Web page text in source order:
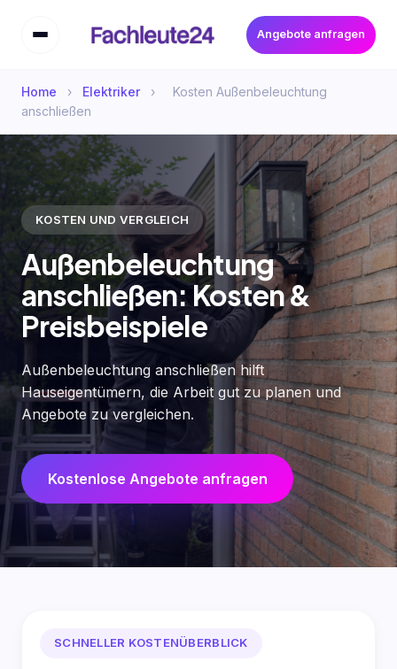
Angebote anfragen
Home › Elektriker ›
Kosten Außenbeleuchtung
anschließen
KOSTEN UND VERGLEICH
Außenbeleuchtung
anschließen: Kosten &
Preisbeispiele
Außenbeleuchtung anschließen hilft
Hauseigentümern, die Arbeit gut zu planen und
Angebote zu vergleichen.
Kostenlose Angebote anfragen
SCHNELLER KOSTENÜBERBLICK